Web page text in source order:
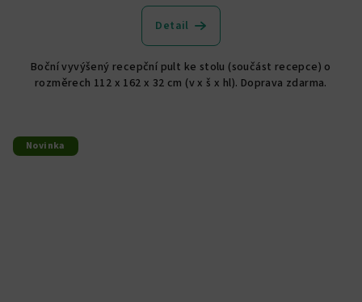
Detail
Boční vyvýšený recepční pult ke stolu (součást recepce) o
rozměrech 112 x 162 x 32 cm (v x š x hl). Doprava zdarma.
Novinka